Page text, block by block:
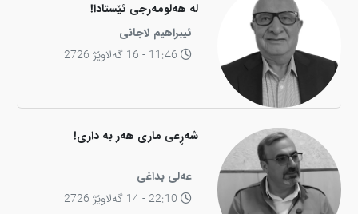
لە هەلومەرجی ئێستادا!
ئیبراهیم لاجانی
شەڕعی ماری هەر بە داری!
عەلی بداغی